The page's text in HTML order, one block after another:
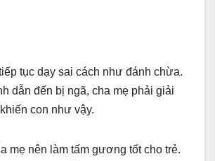
tục dạy sai cách như đánh chừa.
dẫn đến bị ngã, cha mẹ phải giải
con như vậy.
mẹ nên làm tấm gương tốt cho trẻ.